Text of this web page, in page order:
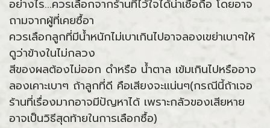
อย่างไร...ควรเลือกจากร้านที่ไว้ใจได้น่าเชื่อถือ โดยอาจ
ถามจากผู้ที่เคยซื้อา
ควรเลือกลูกที่มีน้ำหนักไม่เบาเกินไปอาจลองเขย่าเบาๆให้
ดูว่าข้างในไม่กลวง
สีของผลต้องไม่ออก ดำหรือ น้ำตาล เข้มเกินไปหรืออาจ
ลองเคาะเบาๆ ถ้าลูกที่ดี คือเสียงจะแน่นๆ(กรณีนี้ถ้าเจอ
ร้านที่เรื่องมากอาจมีปัญหาได้ เพราะกลัวของเสียหาย
อาจเป็นวิธีสุดท้ายในการเลือกซื้อ)